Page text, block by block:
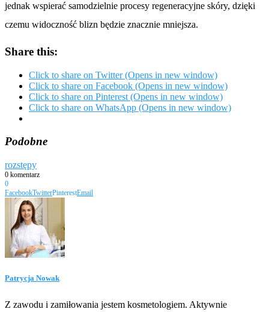
jednak wspierać samodzielnie procesy regeneracyjne skóry, dzięki
czemu widoczność blizn będzie znacznie mniejsza.
Share this:
Click to share on Twitter (Opens in new window)
Click to share on Facebook (Opens in new window)
Click to share on Pinterest (Opens in new window)
Click to share on WhatsApp (Opens in new window)
Podobne
rozstępy
0 komentarz
0
FacebookTwitterPinterestEmail
Patrycja Nowak
Z zawodu i zamiłowania jestem kosmetologiem. Aktywnie